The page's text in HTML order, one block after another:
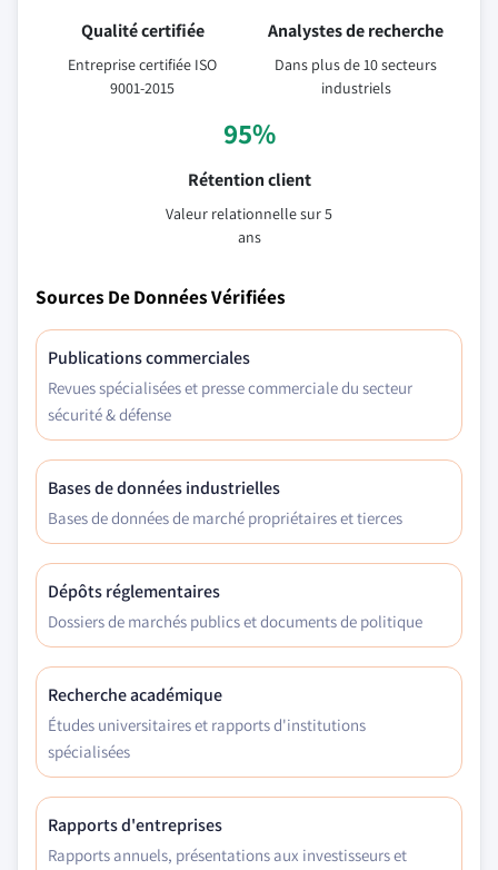
Qualité certifiée
Entreprise certifiée ISO
9001-2015
Analystes de recherche
Dans plus de 10 secteurs
industriels
95%
Rétention client
Valeur relationnelle sur 5
ans
Sources De Données Vérifiées
Publications commerciales
Revues spécialisées et presse commerciale du secteur
sécurité & défense
Bases de données industrielles
Bases de données de marché propriétaires et tierces
Dépôts réglementaires
Dossiers de marchés publics et documents de politique
Recherche académique
Études universitaires et rapports d'institutions
spécialisées
Rapports d'entreprises
Rapports annuels, présentations aux investisseurs et